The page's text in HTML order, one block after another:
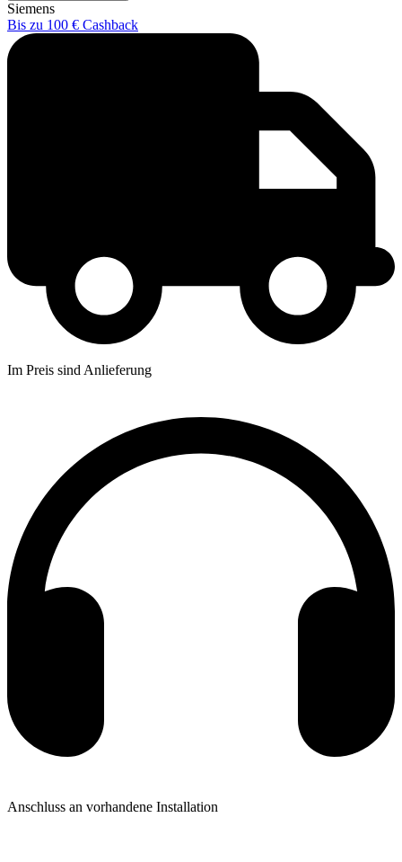
Siemens
Bis zu 100 € Cashback
Im Preis sind Anlieferung
Anschluss an vorhandene Installation